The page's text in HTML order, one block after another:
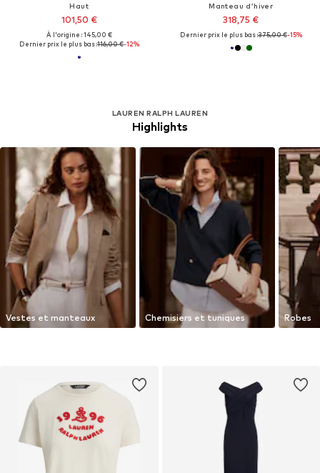
Haut
101,50 €
À l'origine : 145,00 €
Dernier prix le plus bas :116,00 €-12%
Manteau d’hiver
318,75 €
Dernier prix le plus bas :375,00 €-15%
LAUREN RALPH LAUREN
Highlights
Vestes et manteaux Chemisiers et tuniques Robes